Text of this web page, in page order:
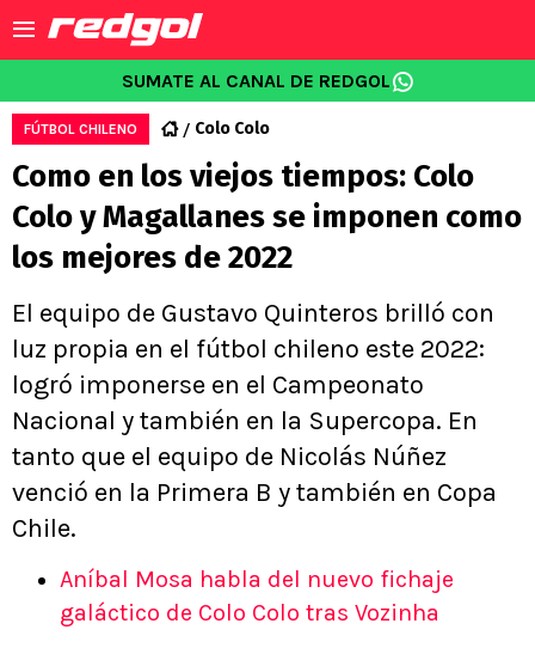
SUMATE AL CANAL DE REDGOL
FÚTBOL CHILENO Colo Colo
Como en los viejos tiempos: Colo
Colo y Magallanes se imponen como
los mejores de 2022
El equipo de Gustavo Quinteros brilló con
luz propia en el fútbol chileno este 2022:
logró imponerse en el Campeonato
Nacional y también en la Supercopa. En
tanto que el equipo de Nicolás Núñez
venció en la Primera B y también en Copa
Chile.
Aníbal Mosa habla del nuevo fichaje
galáctico de Colo Colo tras Vozinha